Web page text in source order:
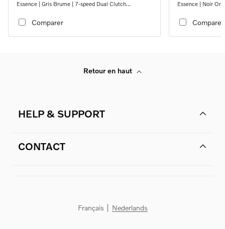
Essence | Gris Brume | 7-speed Dual Clutch
Comparer
Essence | Noir
Comparer
Retour en haut
HELP & SUPPORT
CONTACT
Français Nederlands